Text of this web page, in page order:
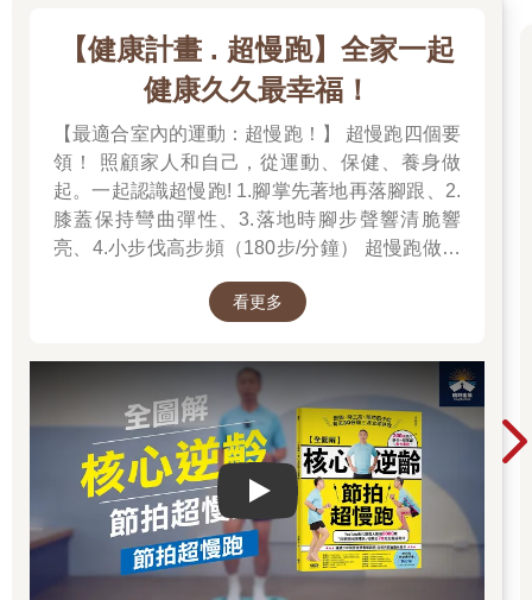
有生命的液體
牛乳的乳白色外觀掩蓋了本身極度複雜的特性和生命力，之所以
胞、一些乳腺細胞以及各種細菌，而且充滿活性酵素。這些酵素
有些浮游在鮮乳中，有些則嵌在脂肪球膜裡，巴氏殺菌法（詳見
第43 頁）大幅降低了這些活性。事實上，人們認為鮮乳中若有殘
留的酵素活性，代表加熱處理不完全。經巴氏殺菌法處理過的牛
乳，活細胞或活性酵素分子變得很少，因此較有把握它不會含有
不過活性對傳統的乳酪製造相當重要，因為這有助於乳酪熟成、
射穿透液體的光線。乳汁還含有溶解的鹽、乳糖、維生素與其他
蛋白質和許多微量成分。糖、脂肪和蛋白質顯然是最重要的成
分，我們稍後再仔細討論。我們先略述其他的成分。牛乳呈弱酸
性，酸鹼值介於6.5~6.7，蛋白質的特性深受酸性和鹽濃度的影
響，我們稍後將會解釋。脂肪球攜帶無色的維生素A 及其黃橙色
的前驅物胡蘿蔔素，而胡蘿蔔素可在綠色飼草中找到，形成牛乳
和奶油的原色。各種動物能將胡蘿蔔素轉變為維生素A的程度不
一，更賽牛與娟姍牛能轉換的不多，因此產出顏色特別的金黃色
牛乳，而綿羊、山羊以及水牛則相反，牠們能轉換所有的胡蘿蔔
【健康計畫 . 超慢跑】全家一起
健康久久最幸福！
【最適合室內的運動：超慢跑！】 超慢跑四個要
領！ 照顧家人和自己，從運動、保健、養身做
起。一起認識超慢跑! 1.腳掌先著地再落腳跟、2.
膝蓋保持彎曲彈性、3.落地時腳步聲響清脆響
亮、4.小步伐高步頻（180步/分鐘） 超慢跑做對
看更多
Play video